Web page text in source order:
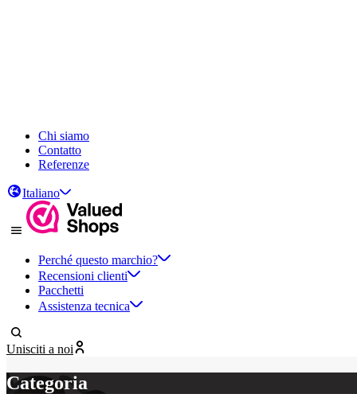
Chi siamo
Contatto
Referenze
Italiano
Perché questo marchio?
Recensioni clienti
Pacchetti
Assistenza tecnica
Unisciti a noi
Categoria